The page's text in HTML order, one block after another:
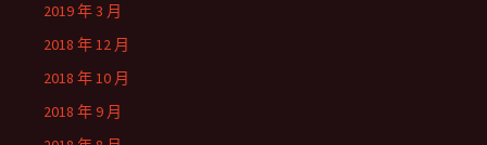
2019 年 3 月
2018 年 12 月
2018 年 10 月
2018 年 9 月